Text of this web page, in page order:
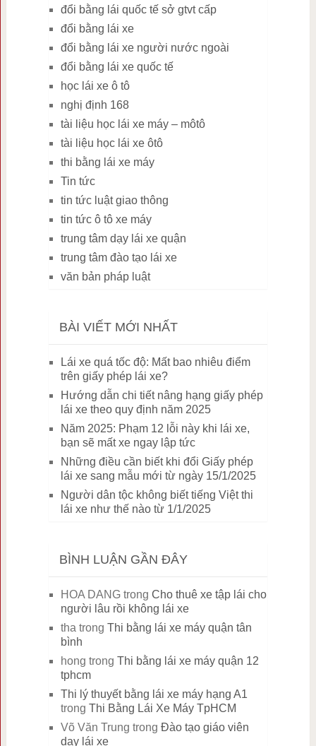
đổi bằng lái quốc tế sở gtvt cấp
đổi bằng lái xe
đổi bằng lái xe người nước ngoài
đổi bằng lái xe quốc tế
học lái xe ô tô
nghị định 168
tài liệu học lái xe máy – môtô
tài liệu học lái xe ôtô
thi bằng lái xe máy
Tin tức
tin tức luật giao thông
tin tức ô tô xe máy
trung tâm dạy lái xe quận
trung tâm đào tạo lái xe
văn bản pháp luật
BÀI VIẾT MỚI NHẤT
Lái xe quá tốc độ: Mất bao nhiêu điểm
trên giấy phép lái xe?
Hướng dẫn chi tiết nâng hạng giấy phép
lái xe theo quy định năm 2025
Năm 2025: Phạm 12 lỗi này khi lái xe,
bạn sẽ mất xe ngay lập tức
Những điều cần biết khi đổi Giấy phép
lái xe sang mẫu mới từ ngày 15/1/2025
Người dân tộc không biết tiếng Việt thi
lái xe như thế nào từ 1/1/2025
BÌNH LUẬN GẦN ĐÂY
HOA DANGtrong Cho thuê xe tập lái cho
người lâu rồi không lái xe
tha trong Thi bằng lái xe máy quận tân
bình
hong trong Thi bằng lái xe máy quận 12
tphcm
Thi lý thuyết bằng lái xe máy hạng A1
trong Thi Bằng Lái Xe Máy TpHCM
Võ Văn Trung trong Đào tạo giáo viên
dạy lái xe